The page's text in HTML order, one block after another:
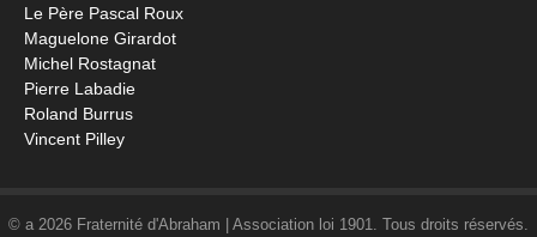
Le Père Pascal Roux
Maguelone Girardot
Michel Rostagnat
Pierre Labadie
Roland Burrus
Vincent Pilley
© a 2026 Fraternité d'Abraham | Association loi 1901. Tous droits réservés.